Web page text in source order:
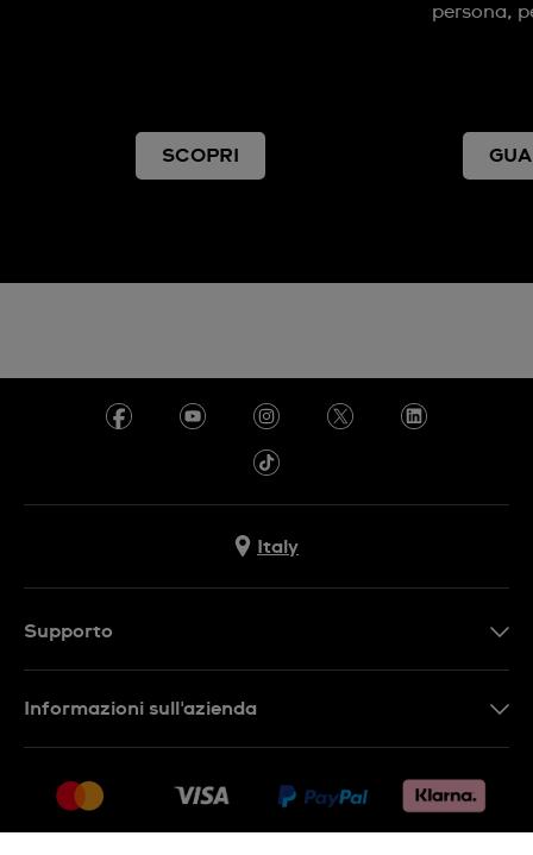
SCOPRI
persona,
Italy
Supporto
Restituzione
Informazioni sull'azienda
Lavora con noi